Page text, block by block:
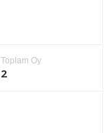
Toplam Oy
2